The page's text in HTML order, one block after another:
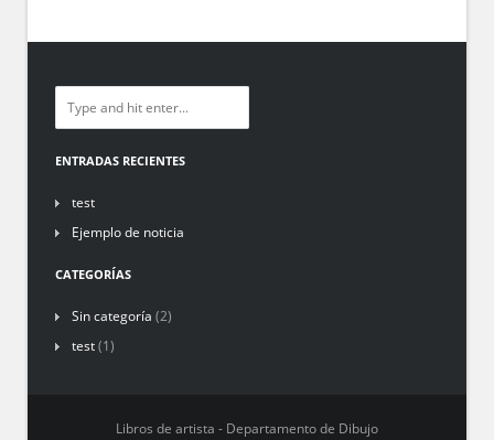
ENTRADAS RECIENTES
test
Ejemplo de noticia
CATEGORÍAS
Sin categoría (2)
test(1)
Libros de artista - Departamento de Dibujo